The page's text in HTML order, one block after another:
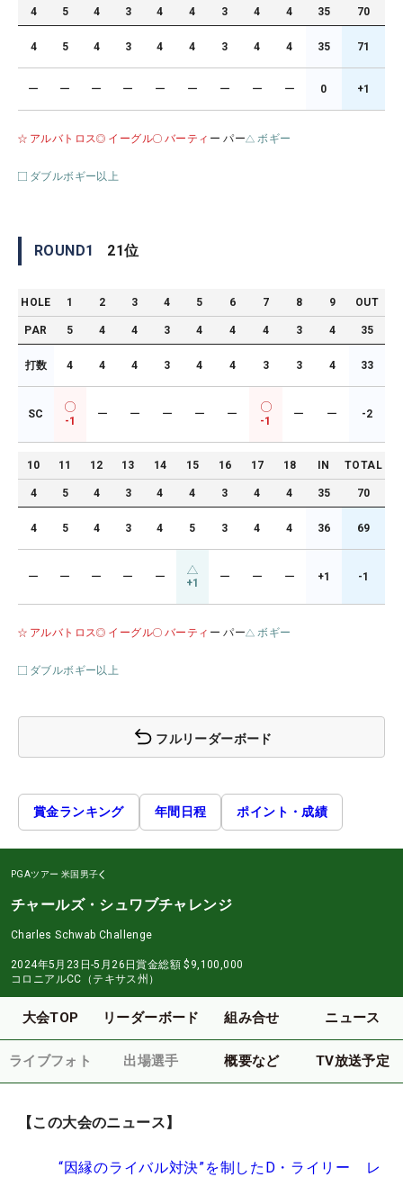
4 5 4 3 4 4 3 4 4 35 70
4 5 4 3 4 4 3 4 4 35 71
ー ー ー ー ー ー ー ー ー 0 +1
アルバトロス イーグル バーティ ー パー ボギー
ダブルボギー以上
ROUND1 21位
HOLE 1 2 3 4 5 6 7 8 9 OUT
PAR 5 4 4 3 4 4 4 3 4 35
打数 4 4 4 3 4 4 3 3 4 33
SC
-1
ー ー ー ー ー
-1
ー ー -2
10 11 12 13 14 15 16 17 18 IN TOTAL
4 5 4 3 4 4 3 4 4 35 70
4 5 4 3 4 5 3 4 4 36 69
ー ー ー ー ー +1 ー ー ー +1 -1
アルバトロス イーグル バーティ ー パー ボギー
ダブルボギー以上
フルリーダーボード
賞金ランキング 年間日程 ポイント・成績
PGAツアー 米国男子
チャールズ・シュワブチャレンジ
Charles Schwab Challenge
2024年5月23日-5月26日賞金総額 $9,100,000
コロニアルCC（テキサス州）
大会TOP リーダーボード 組み合せ ニュース
ライブフォト 出場選手 概要など TV放送予定
【この大会のニュース】
“因縁のライバル対決”を制したD・ライリー レ